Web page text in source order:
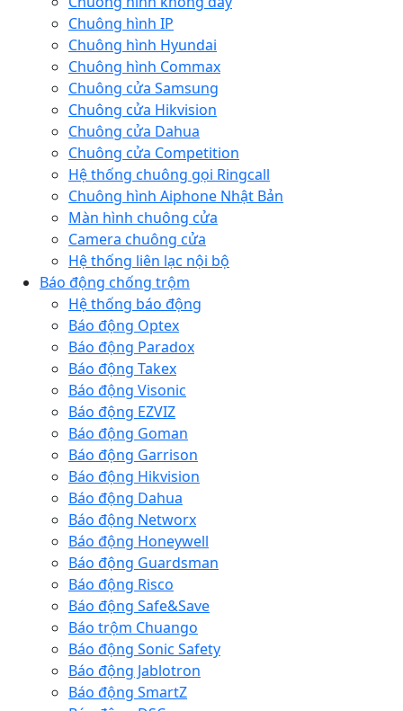
Chuông hình IP
Chuông hình Hyundai
Chuông hình Commax
Chuông cửa Samsung
Chuông cửa Hikvision
Chuông cửa Dahua
Chuông cửa Competition
Hệ thống chuông gọi Ringcall
Chuông hình Aiphone Nhật Bản
Màn hình chuông cửa
Camera chuông cửa
Hệ thống liên lạc nội bộ
Báo động chống trộm
Hệ thống báo động
Báo động Optex
Báo động Paradox
Báo động Takex
Báo động Visonic
Báo động EZVIZ
Báo động Goman
Báo động Garrison
Báo động Hikvision
Báo động Dahua
Báo động Networx
Báo động Honeywell
Báo động Guardsman
Báo động Risco
Báo động Safe&Save
Báo trộm Chuango
Báo động Sonic Safety
Báo động Jablotron
Báo động SmartZ